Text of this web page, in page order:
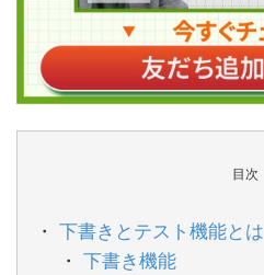
目次
下書きとテスト機能とは
下書き機能